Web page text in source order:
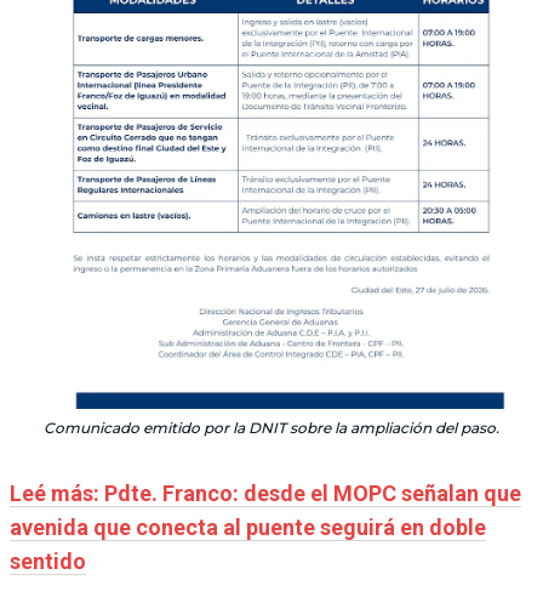
Comunicado emitido por la DNIT sobre la ampliación del paso.
Leé más: Pdte. Franco: desde el MOPC señalan que
avenida que conecta al puente seguirá en doble
sentido